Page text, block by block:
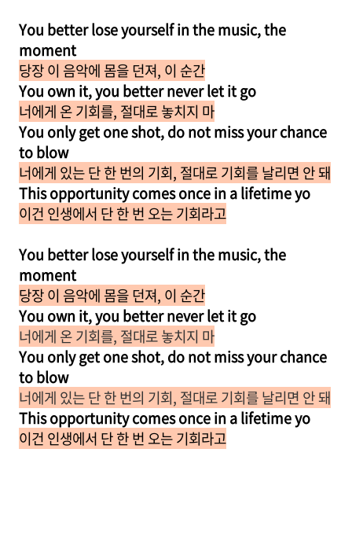
You better lose yourself in the music, the
moment
당장 이 음악에 몸을 던져, 이 순간
You own it, you better never let it go
너에게 온 기회를, 절대로 놓치지 마
You only get one shot, do not miss your chance
to blow
너에게 있는 단 한 번의 기회, 절대로 기회를 날리면 안 돼
This opportunity comes once in a lifetime yo
이건 인생에서 단 한 번 오는 기회라고
You better lose yourself in the music, the
moment
당장 이 음악에 몸을 던져, 이 순간
You own it, you better never let it go
너에게 온 기회를, 절대로 놓치지 마
You only get one shot, do not miss your chance
to blow
너에게 있는 단 한 번의 기회, 절대로 기회를 날리면 안 돼
This opportunity comes once in a lifetime yo
이건 인생에서 단 한 번 오는 기회라고